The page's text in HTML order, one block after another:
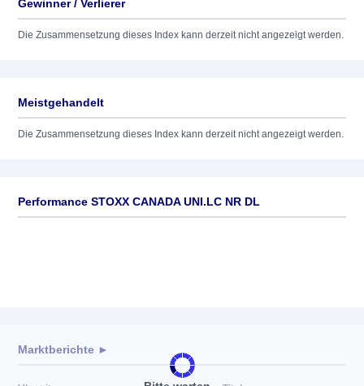
Gewinner / Verlierer
Die Zusammensetzung dieses Index kann derzeit nicht angezeigt werden.
Meistgehandelt
Die Zusammensetzung dieses Index kann derzeit nicht angezeigt werden.
Performance STOXX CANADA UNI.LC NR DL
Marktberichte ►